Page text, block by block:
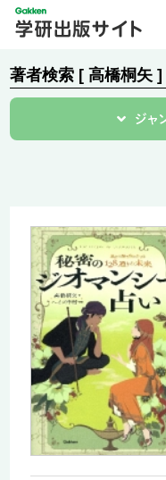
著者検索 [ 高橋桐矢 ]